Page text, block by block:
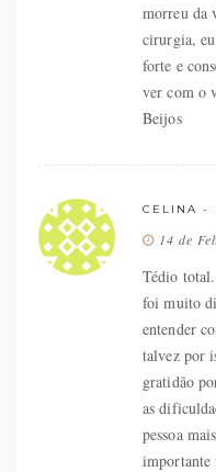
morreu da
cirurgia,
forte e
ver com o
Beijos
CELINA -
14 de
Tédio
foi muito
entender
talvez por
gratidão
as
pessoa
importante